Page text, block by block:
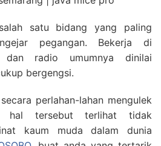
satu bidang yang paling
pegangan. Bekerja di
dan radio umumnya dinilai
bergengsi.
perlahan-lahan mengulek
hal tersebut terlihat tidak
kaum muda dalam dunia